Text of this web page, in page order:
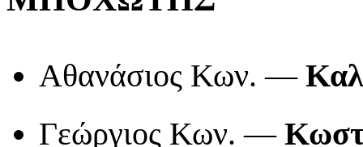
Αθανάσιος Κων. —
Γεώργιος Κων. —